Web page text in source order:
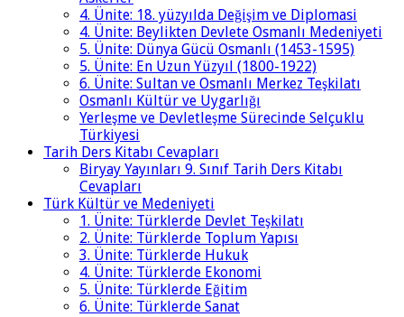
4. Ünite: 18. yüzyılda Değişim ve Diplomasi
4. Ünite: Beylikten Devlete Osmanlı Medeniyeti
5. Ünite: Dünya Gücü Osmanlı (1453-1595)
5. Ünite: En Uzun Yüzyıl (1800-1922)
6. Ünite: Sultan ve Osmanlı Merkez Teşkilatı
Osmanlı Kültür ve Uygarlığı
Yerleşme ve Devletleşme Sürecinde Selçuklu
Türkiyesi
Tarih Ders Kitabı Cevapları
Biryay Yayınları 9. Sınıf Tarih Ders Kitabı
Cevapları
Türk Kültür ve Medeniyeti
1. Ünite: Türklerde Devlet Teşkilatı
2. Ünite: Türklerde Toplum Yapısı
3. Ünite: Türklerde Hukuk
4. Ünite: Türklerde Ekonomi
5. Ünite: Türklerde Eğitim
6. Ünite: Türklerde Sanat